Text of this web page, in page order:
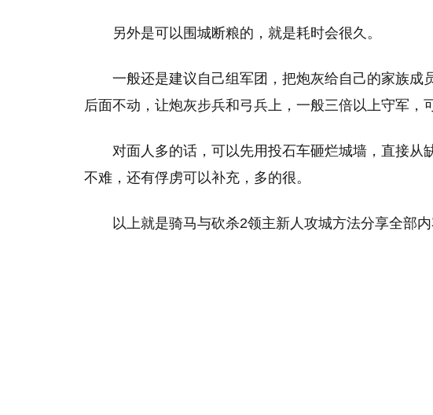
另外是可以围城断粮的，就是耗时会很久。
一般还是建议自己组军团，把炮灰给自己的家族成
后面不动，让炮灰步兵和弓兵上，一般三倍以上守军，
对面人多的话，可以先用投石车砸烂城墙，直接从
不难，还有俘虏可以补充，多的很。
以上就是骑马与砍杀2领主新人攻城方法分享全部内